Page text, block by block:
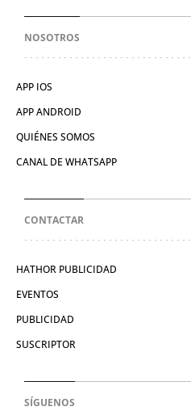
NOSOTROS
APP IOS
APP ANDROID
QUIÉNES SOMOS
CANAL DE WHATSAPP
CONTACTAR
HATHOR PUBLICIDAD
EVENTOS
PUBLICIDAD
SUSCRIPTOR
SÍGUENOS